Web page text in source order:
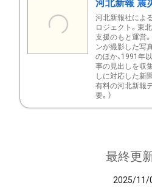
河北新報 震
河北新報社によ
ロジェクト。東
支援のもと運営
ンが撮影した写
のほか、1991年
事の見出しを収
しに対応した新
有料の河北新報
要。）
最終更
2025/11/